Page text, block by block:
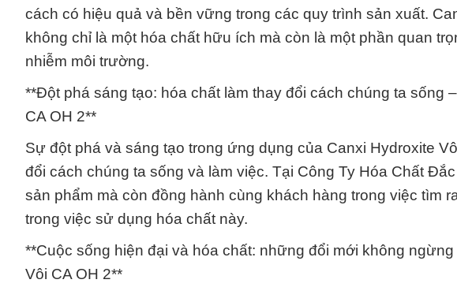
cách có hiệu quả và bền vững trong các quy trình sản xuất.
không chỉ là một hóa chất hữu ích mà còn là một phần quan
nhiễm môi trường.
**Đột phá sáng tạo: hóa chất làm thay đổi cách chúng ta sống
CA OH 2**
Sự đột phá và sáng tạo trong ứng dụng của Canxi Hydroxite
đổi cách chúng ta sống và làm việc. Tại Công Ty Hóa Chất
sản phẩm mà còn đồng hành cùng khách hàng trong việc tìm
trong việc sử dụng hóa chất này.
**Cuộc sống hiện đại và hóa chất: những đổi mới không
Vôi CA OH 2**